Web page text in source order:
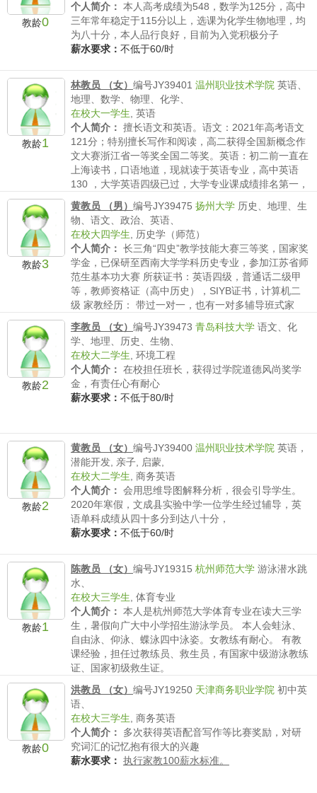
教龄0
个人简介： 本人高考成绩为548，数学为125分，高中
三年常年稳定于115分以上，选课为化学生物地理，均
为八十分，本人品行良好，目前为入党积极分子
薪水要求： 不低于60/时
教龄1
林教员 （女） 编号JY39401 温州职业技术学院 英语、
地理、数学、物理、化学、
在校大一学生 英语
个人简介： 擅长语文和英语。语文：2021年高考语文
121分；特别擅长写作和阅读，高二获得全国新概念作
文大赛浙江省一等奖全国二等奖。英语：初二前一直在
上海读书，口语地道，现就读于英语专业，高中英语
130 ，大学英语四级已过，大学专业课成绩排名第一，
薪水要求：不低于80/时
教龄3
黄教员 （男） 编号JY39475 扬州大学 历史、地理、生
物、语文、政治、英语、
在校大四学生
历史学（师范）
个人简介： 长三角“四史”教学技能大赛三等奖，国家奖
学金，已保研至西南大学学科历史专业，参加江苏省师
范生基本功大赛 所获证书：英语四级，普通话二级甲
等，教师资格证（高中历史），SIYB证书，计算机二
级 家教经历： 带过一对一，也有一对多辅导班式家
薪水要求：不低于80/时
教龄2
李教员 （女） 编号JY39473 青岛科技大学 语文、化
学、地理、历史、生物、
在校大二学生 环境工程
个人简介： 在校担任班长，获得过学院道德风尚奖学
金，有责任心有耐心
薪水要求： 不低于80/时
教龄2
黄教员 （女） 编号JY39400 温州职业技术学院 英语，
潜能开发, 亲子, 启蒙,
在校大二学生 商务英语
个人简介： 会用思维导图解释分析，很会引导学生。
2020年寒假，文成县实验中学一位学生经过辅导，英
语单科成绩从四十多分到达八十分，
薪水要求： 不低于60/时
教龄1
陈教员 （女） 编号JY19315 杭州师范大学 游泳潜水跳
水、
在校大三学生 体育专业
个人简介： 本人是杭州师范大学体育专业在读大三学
生，暑假向广大中小学招生游泳学员。 本人会蛙泳、
自由泳、仰泳、蝶泳四中泳姿。女教练有耐心。 有教
课经验，担任过教练员、救生员，有国家中级游泳教练
证、国家初级救生证。
教龄0
洪教员 （女） 编号JY19250 天津商务职业学院 初中英
语、
在校大三学生 商务英语
个人简介：
多次获得英语配音写作等比赛奖励，对研
究词汇的记忆抱有很大的兴趣
薪水要求： 执行家教100薪水标准。